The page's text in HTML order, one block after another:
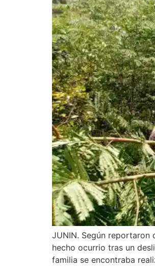
JUNIN. Según reportaron
hecho ocurrio tras un
familia se encontraba